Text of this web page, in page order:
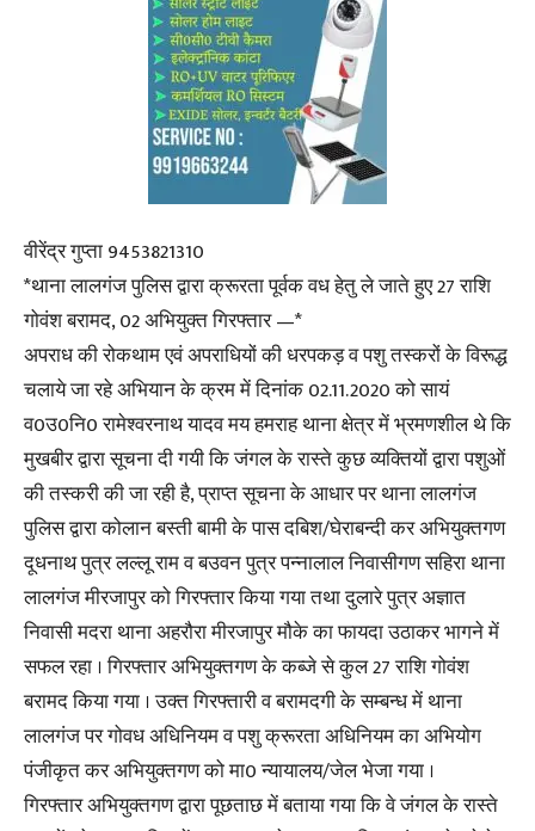
वीरेंद्र गुप्ता 9453821310
*थाना लालगंज पुलिस द्वारा क्रूरता पूर्वक वध हेतु ले जाते हुए 27 राशि
गोवंश बरामद, 02 अभियुक्त गिरफ्तार —*
अपराध की रोकथाम एवं अपराधियों की धरपकड़ व पशु तस्करों के विरूद्ध
चलाये जा रहे अभियान के क्रम में दिनांक 02.11.2020 को सायं
व0उ0नि0 रामेश्वरनाथ यादव मय हमराह थाना क्षेत्र में भ्रमणशील थे कि
मुखबीर द्वारा सूचना दी गयी कि जंगल के रास्ते कुछ व्यक्तियों द्वारा पशुओं
की तस्करी की जा रही है, प्राप्त सूचना के आधार पर थाना लालगंज
पुलिस द्वारा कोलान बस्ती बामी के पास दबिश/घेराबन्दी कर अभियुक्तगण
दूधनाथ पुत्र लल्लू राम व बउवन पुत्र पन्नालाल निवासीगण सहिरा थाना
लालगंज मीरजापुर को गिरफ्तार किया गया तथा दुलारे पुत्र अज्ञात
निवासी मदरा थाना अहरौरा मीरजापुर मौके का फायदा उठाकर भागने में
सफल रहा । गिरफ्तार अभियुक्तगण के कब्जे से कुल 27 राशि गोवंश
बरामद किया गया । उक्त गिरफ्तारी व बरामदगी के सम्बन्ध में थाना
लालगंज पर गोवध अधिनियम व पशु क्रूरता अधिनियम का अभियोग
पंजीकृत कर अभियुक्तगण को मा0 न्यायालय/जेल भेजा गया ।
गिरफ्तार अभियुक्तगण द्वारा पूछताछ में बताया गया कि वे जंगल के रास्ते